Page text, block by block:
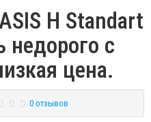
H Standart
недорого с
цена.
0 отзывов